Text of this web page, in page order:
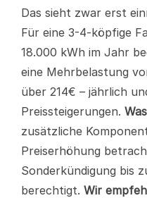
Das sieht zwar erst
Für eine 3-4-köpfige
18.000 kWh im Jahr
eine Mehrbelastung
über 214€ – jährlich
Preissteigerungen.
zusätzliche
Preiserhöhung
Sonderkündigung bis
berechtigt. Wir